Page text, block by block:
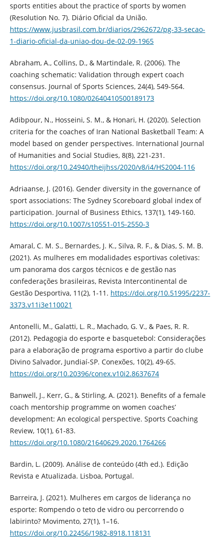
sports entities about the practice of sports by women
(Resolution No. 7). Diário Oficial da União.
https://www.jusbrasil.com.br/diarios/2962672/pg-33-secao-
1-diario-oficial-da-uniao-dou-de-02-09-1965
Abraham, A., Collins, D., & Martindale, R. (2006). The
coaching schematic: Validation through expert coach
consensus. Journal of Sports Sciences, 24(4), 549-564.
https://doi.org/10.1080/02640410500189173
Adibpour, N., Hosseini, S. M., & Honari, H. (2020). Selection
criteria for the coaches of Iran National Basketball Team: A
model based on gender perspectives. International Journal
of Humanities and Social Studies, 8(8), 221-231.
https://doi.org/10.24940/theijhss/2020/v8/i4/HS2004-116
Adriaanse, J. (2016). Gender diversity in the governance of
sport associations: The Sydney Scoreboard global index of
participation. Journal of Business Ethics, 137(1), 149-160.
https://doi.org/10.1007/s10551-015-2550-3
Amaral, C. M. S., Bernardes, J. K., Silva, R. F., & Dias, S. M. B.
(2021). As mulheres em modalidades esportivas coletivas:
um panorama dos cargos técnicos e de gestão nas
confederações brasileiras, Revista Intercontinental de
Gestão Desportiva, 11(2), 1-11. https://doi.org/10.51995/2237-
3373.v11i3e110021
Antonelli, M., Galatti, L. R., Machado, G. V., & Paes, R. R.
(2012). Pedagogia do esporte e basquetebol: Considerações
para a elaboração de programa esportivo a partir do clube
Divino Salvador, Jundiaí-SP. Conexões, 10(2), 49-65.
https://doi.org/10.20396/conex.v10i2.8637674
Banwell, J., Kerr, G., & Stirling, A. (2021). Benefits of a female
coach mentorship programme on women coaches’
development: An ecological perspective. Sports Coaching
Review, 10(1), 61-83.
https://doi.org/10.1080/21640629.2020.1764266
Bardin, L. (2009). Análise de conteúdo (4th ed.). Edição
Revista e Atualizada. Lisboa, Portugal.
Barreira, J. (2021). Mulheres em cargos de liderança no
esporte: Rompendo o teto de vidro ou percorrendo o
labirinto? Movimento, 27(1), 1–16.
https://doi.org/10.22456/1982-8918.118131